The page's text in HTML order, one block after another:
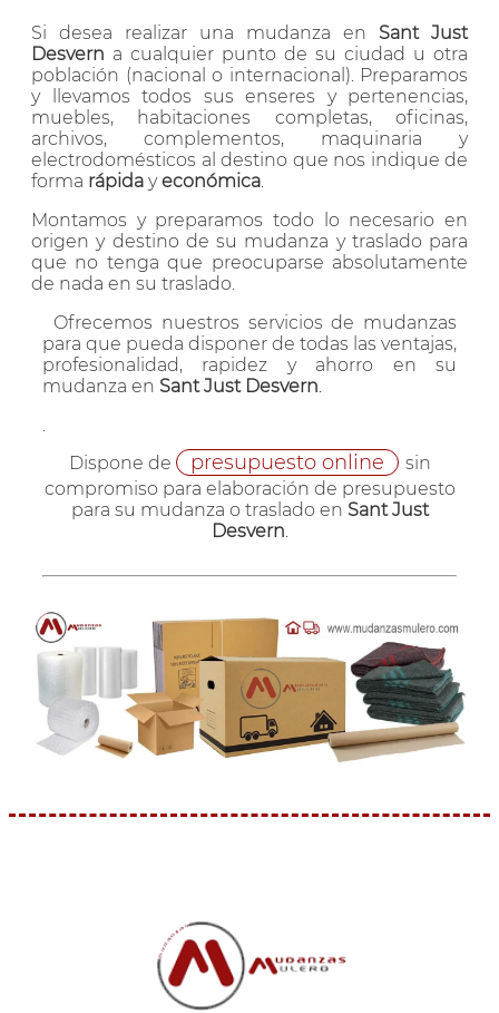
Si desea realizar una mudanza en Sant Just
Desvern a cualquier punto de su ciudad u otra
población (nacional o internacional). Preparamos
y llevamos todos sus enseres y pertenencias,
muebles, habitaciones completas, oficinas,
archivos, complementos, maquinaria y
electrodomésticos al destino que nos indique de
forma rápida yeconómica.
Montamos y preparamos todo lo necesario en
origen y destino de su mudanza y traslado para
que no tenga que preocuparse absolutamente
de nada en su traslado.
Ofrecemos nuestros servicios de mudanzas
para que pueda disponer de todas las ventajas,
profesionalidad, rapidez y ahorro en su
mudanza en Sant Just Desvern.
.
Dispone de
presupuesto online
sin
compromiso para elaboración de presupuesto
para su mudanza o traslado en Sant Just
Desvern.